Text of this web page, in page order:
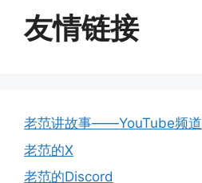
友情链接
老范讲故事——YouTube频道
老范的X
老范的Discord